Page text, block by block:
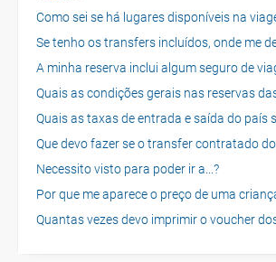
Como sei se há lugares disponíveis na
Se tenho os transfers incluídos, onde me
A minha reserva inclui algum seguro de
Quais as condições gerais nas reservas
Quais as taxas de entrada e saída do país
Que devo fazer se o transfer contratado
Necessito visto para poder ir a...?
Por que me aparece o preço de uma
Quantas vezes devo imprimir o voucher